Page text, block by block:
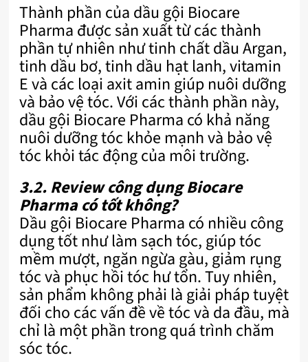
Thành phần của dầu gội Biocare
Pharma được sản xuất từ các thành
phần tự nhiên như tinh chất dầu Argan,
tinh dầu bơ, tinh dầu hạt lanh, vitamin
E và các loại axit amin giúp nuôi dưỡng
và bảo vệ tóc. Với các thành phần này,
dầu gội Biocare Pharma có khả năng
nuôi dưỡng tóc khỏe mạnh và bảo vệ
tóc khỏi tác động của môi trường.
3.2. Review công dụng Biocare
Pharma có tốt không?
Dầu gội Biocare Pharma có nhiều công
dụng tốt như làm sạch tóc, giúp tóc
mềm mượt, ngăn ngừa gàu, giảm rụng
tóc và phục hồi tóc hư tổn. Tuy nhiên,
sản phẩm không phải là giải pháp tuyệt
đối cho các vấn đề về tóc và da đầu, mà
chỉ là một phần trong quá trình chăm
sóc tóc.